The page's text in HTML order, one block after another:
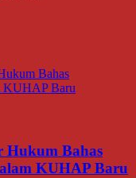
Hukum Bahas
KUHAP Baru